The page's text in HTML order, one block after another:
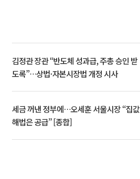
김정관 장관 “반도체 성과급, 주총 승인 받
도록”…상법·자본시장법 개정 시사
세금 꺼낸 정부에…오세훈 서울시장 “집값
해법은 공급” [종합]